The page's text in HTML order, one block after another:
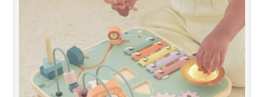
펀엔베이비 벤츠 SLS AMG 무소음 붕붕카, 레드, 1개
파트너스 활동을 통해 일정액의 수수료를 제공받을 수 있습니다.